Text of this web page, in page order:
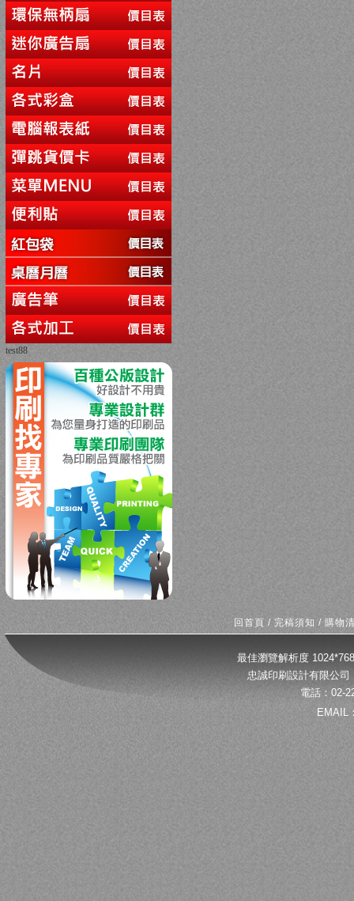
test88
回首頁 /完稿須知 /購物
最佳瀏覽解析度
忠誠印刷設計有限公
電話：02-
EMAIL